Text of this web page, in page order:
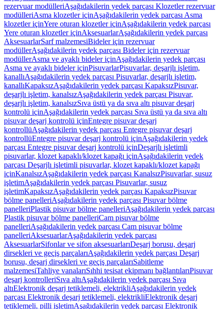
rezervuar modülleriAşağıdakilerin yedek parçası Klozetler rezervuar
modülleriAsma klozetler içinAşağıdakilerin yedek parçası Asma
klozetler içinYere oturan klozetler içinAşağıdakilerin yedek parçası
Yere oturan klozetler içinAksesuarlarAşağıdakilerin yedek parçası
AksesuarlarSarf malzemesiBideler için rezervuar
modüllerAşağıdakilerin yedek parçası Bideler için rezervuar
modüllerAsma ve ayaklı bideler içinAşağıdakilerin yedek parçası
Asma ve ayaklı bideler içinPisuvarlarPisuvarlar, deşarjlı işletim,
kanallıAşağıdakilerin yedek parçası Pisuvarlar, deşarjlı işletim,
kanallıKapaksızAşağıdakilerin yedek parçası KapaksızPisuvar,
deşarjlı işletim, kanalsızAşağıdakilerin yedek parçası Pisuvar,
deşarjlı işletim, kanalsızSıva üstü ya da sıva altı pisuvar deşarj
kontrolü içinAşağıdakilerin yedek parçası Sıva üstü ya da sıva altı
pisuvar deşarj kontrolü içinEntegre pisuvar deşarj
kontrollüAşağıdakilerin yedek parçası Entegre pisuvar deşarj
kontrollüEntegre pisuvar deşarj kontrolü içinAşağıdakilerin yedek
parçası Entegre pisuvar deşarj kontrolü içinDeşarjlı işletimli
pisuvarlar, klozet kapaklı/klozet kapağı içinAşağıdakilerin yedek
parçası Deşarjlı işletimli pisuvarlar, klozet kapaklı/klozet kapağı
içinKanalsızAşağıdakilerin yedek parçası KanalsızPisuvarlar, susuz
işletimAşağıdakilerin yedek parçası Pisuvarlar, susuz
işletimKapaksızAşağıdakilerin yedek parçası KapaksızPisuvar
bölme panelleriAşağıdakilerin yedek parçası Pisuvar bölme
panelleriPlastik pisuvar bölme panelleriAşağıdakilerin yedek parçası
Plastik pisuvar bölme panelleriCam pisuvar bölme
panelleriAşağıdakilerin yedek parçası Cam pisuvar bölme
panelleriAksesuarlarAşağıdakilerin yedek parçası
AksesuarlarSifonlar ve sifon aksesuarlarıDeşarj borusu, deşarj
dirsekleri ve geçiş parçalarıAşağıdakilerin yedek parçası Deşarj
borusu, deşarj dirsekleri ve geçiş parçalarıSabitleme
malzemesiTahliye vanalarıSıhhi tesisat ekipmanı bağlantılarıPisuvar
deşarj kontrolleriSıva altıAşağıdakilerin yedek parçası Sıva
altıElektronik deşarj tetiklemeli, elektrikliAşağıdakilerin yedek
parçası Elektronik deşarj tetiklemeli, elektrikliElektronik deşarj
tetiklemeli, pilli işletimAşağıdakilerin yedek parçası Elektronik